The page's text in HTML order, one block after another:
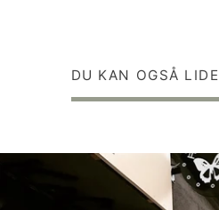
DU KAN OGSÅ LIDE